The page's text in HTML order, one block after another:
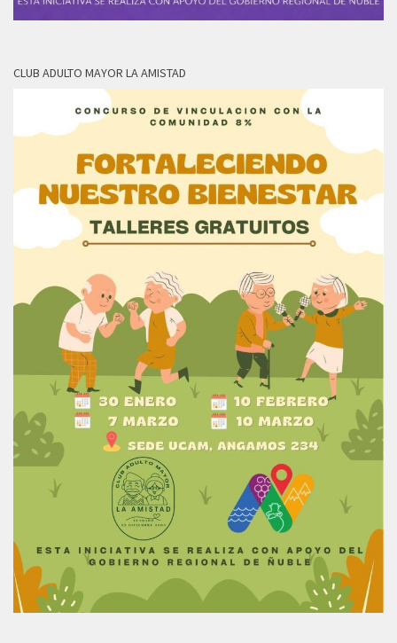
CLUB ADULTO MAYOR LA AMISTAD